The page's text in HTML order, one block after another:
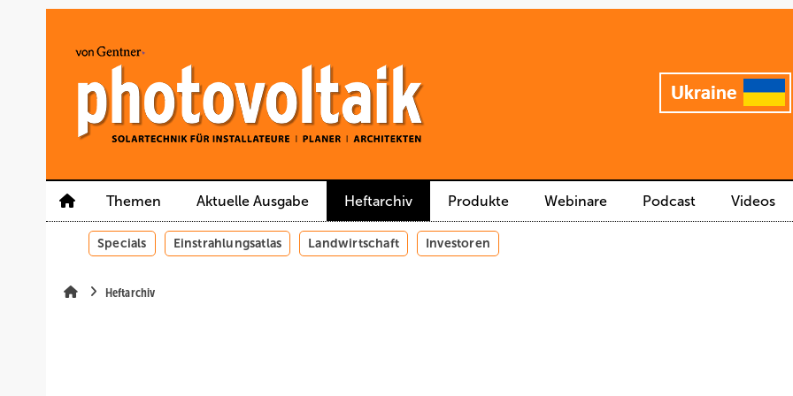
Themen Aktuelle Ausgabe Heftarchiv Produkte Webinare Podcast Videos
Specials Einstrahlungsatlas Landwirtschaft Investoren
Heftarchiv